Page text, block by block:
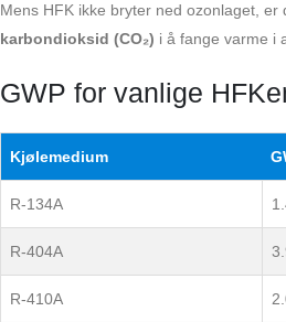
Mens HFK ikke bryter ned ozonlaget, er
karbondioksid (CO₂) i å fange varme i
GWP for vanlige
Kjølemedium
R-134A
R-404A
R-410A